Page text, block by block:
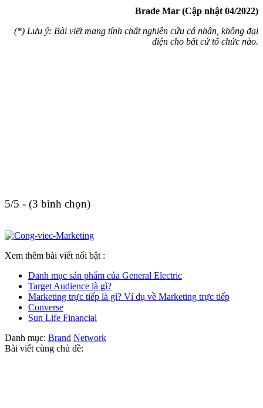
Brade Mar (Cập nhật 04/2022)
(*) Lưu ý: Bài viết mang tính chất nghiên cứu cá nhân, không đại
diện cho bất cứ tổ chức nào.
5/5 - (3 bình chọn)
Xem thêm bài viết nổi bật :
Danh mục sản phẩm của General Electric
Target Audience là gì?
Marketing trực tiếp là gì? Ví dụ về Marketing trực tiếp
Converse
Sun Life Financial
Danh mục: Brand Network
Bài viết cùng chủ đề: